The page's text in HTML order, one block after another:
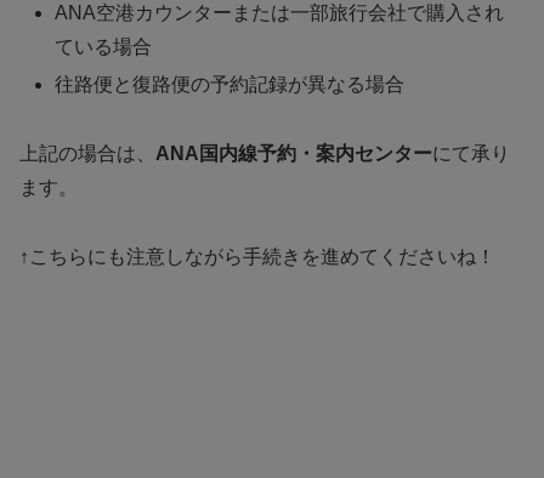
ANA空港カウンターまたは一部旅行会社で購入され
ている場合
往路便と復路便の予約記録が異なる場合
上記の場合は、 ANA国内線予約・案内センターにて承り
ます。
↑こちらにも注意しながら手続きを進めてくださいね！